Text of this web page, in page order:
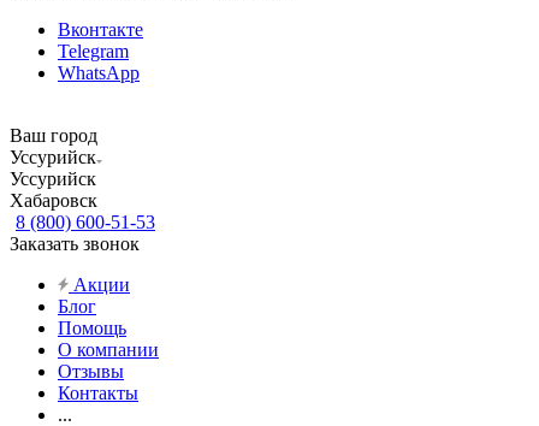
Вконтакте
Telegram
WhatsApp
Ваш город
Уссурийск
Уссурийск
Хабаровск
8 (800) 600-51-53
Заказать звонок
Акции
Блог
Помощь
О компании
Отзывы
Контакты
...